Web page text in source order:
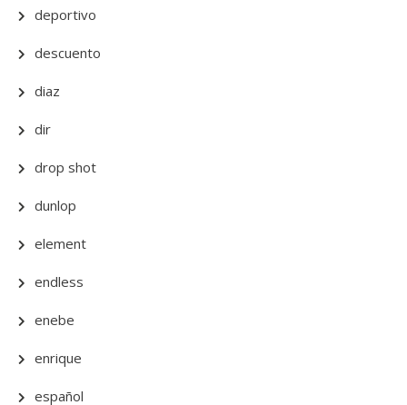
deportivo
descuento
diaz
dir
drop shot
dunlop
element
endless
enebe
enrique
español